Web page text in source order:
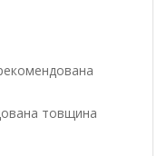
товщина